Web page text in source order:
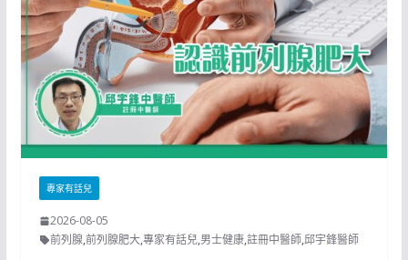
專家有話兒
2026-08-05
前列腺,前列腺肥大,專家有話兒,男士健康,註冊中醫師,邱宇鋒醫師